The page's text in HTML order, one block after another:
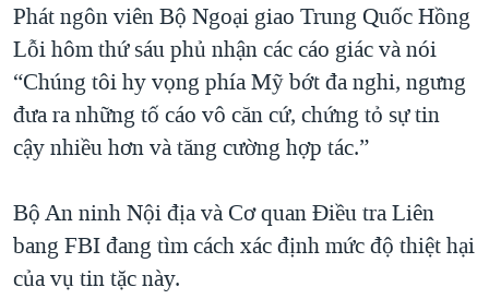
Phát ngôn viên Bộ Ngoại giao Trung Quốc Hồng
Lỗi hôm thứ sáu phủ nhận các cáo giác và nói
“Chúng tôi hy vọng phía Mỹ bớt đa nghi, ngưng
đưa ra những tố cáo vô căn cứ, chứng tỏ sự tin
cậy nhiều hơn và tăng cường hợp tác.”
Bộ An ninh Nội địa và Cơ quan Điều tra Liên
bang FBI đang tìm cách xác định mức độ thiệt hại
của vụ tin tặc này.